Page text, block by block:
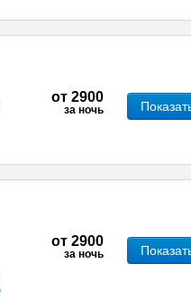
от 2900
за ночь
от 2900
за ночь